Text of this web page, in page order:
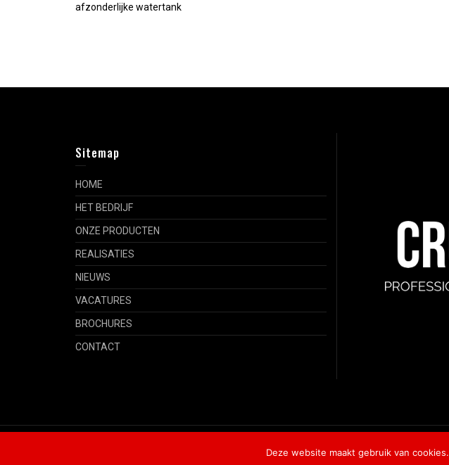
afzonderlijke watertank
Sitemap
HOME
HET BEDRIJF
ONZE PRODUCTEN
REALISATIES
NIEUWS
VACATURES
BROCHURES
CONTACT
Privacybeleid
Deze website maakt gebruik van cookies.